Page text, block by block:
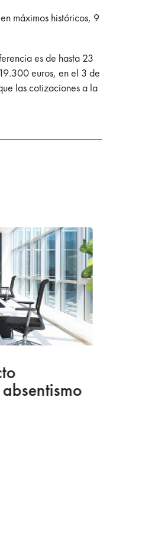
máximos históricos, 9
es de hasta 23
euros, en el 3 de
las cotizaciones a la